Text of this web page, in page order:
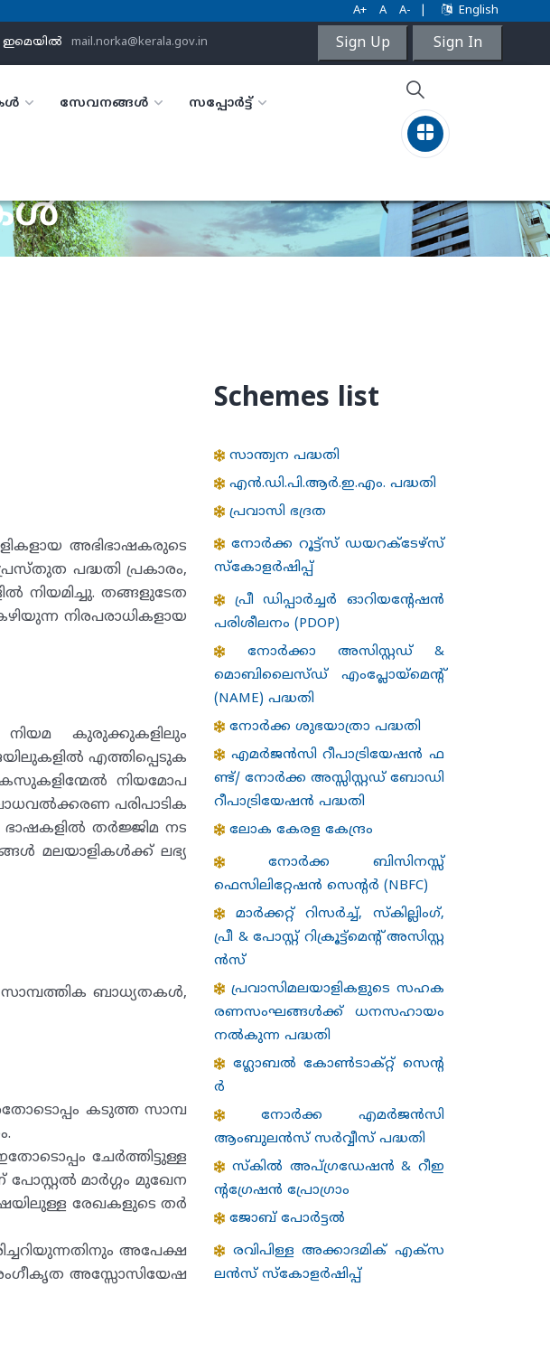
A+ A A- English
ഇമെയിൽ mail.norka@kerala.gov.in Sign Up Sign In
സേവനങ്ങൾ സപ്പോർട്ട്
അഭിഭാഷകരുടെ
പദ്ധതി പ്രകാരം,
നിയമിച്ചു. തങ്ങളുടേത
നിരപരാധികളായ
നിയമ കുരുക്കുകളിലും
എത്തിപ്പെടുക
നിയമോപ
പരിപാടിക
ഭാഷകളിൽ തർജ്ജിമ നട
മലയാളികൾക്ക് ലഭ്യ
സാമ്പത്തിക ബാധ്യതകൾ,
കടുത്ത സാമ്പ
ചേർത്തിട്ടുള്ള
മാർഗ്ഗം മുഖേന
രേഖകളുടെ തർ
അപേക്ഷ
അംഗീകൃത അസ്സോസിയേഷ
Schemes list
സാന്ത്വന പദ്ധതി
എന്‍.ഡി.പി.ആര്‍.ഇ.എം. പദ്ധതി
പ്രവാസി ഭദ്രത
നോർക്ക റൂട്ട്സ് ഡയറക്ടേഴ്‌സ്
സ്കോളർഷിപ്പ്
പ്രീ ഡിപ്പാർച്ചർ ഓറിയന്റേഷൻ
പരിശീലനം (PDOP)
നോർക്കാ അസിസ്റ്റഡ് &
മൊബിലൈസ്ഡ് എംപ്ലോയ്‌മെന്റ്
(NAME) പദ്ധതി
നോര്‍ക്ക ശുഭയാത്രാ പദ്ധതി
എമർജൻസി റീപാട്രിയേഷൻ ഫ
ണ്ട്/ നോർക്ക അസ്സിസ്റ്റഡ് ബോഡി
റീപാട്രിയേഷൻ പദ്ധതി
ലോക കേരള കേന്ദ്രം
നോർക്ക ബിസിനസ്സ്
ഫെസിലിറ്റേഷൻ സെന്റർ (NBFC)
മാർക്കറ്റ് റിസർച്ച്, സ്കില്ലിംഗ്,
പ്രീ & പോസ്റ്റ് റിക്രൂട്ട്‌മെൻ്റ് അസിസ്റ്റ
ൻസ്
പ്രവാസിമലയാളികളുടെ സഹക
രണസംഘങ്ങള്‍ക്ക് ധനസഹായം
നല്‍കുന്ന പദ്ധതി
ഗ്ലോബൽ കോൺടാക്റ്റ് സെന്റ
ർ
നോർക്ക എമർജൻസി
ആംബുലൻസ് സർവ്വീസ് പദ്ധതി
സ്കിൽ അപ്ഗ്രഡേഷൻ & റീഇ
ന്റഗ്രേഷൻ പ്രോഗ്രാം
ജോബ് പോർട്ടൽ
രവിപിള്ള അക്കാദമിക് എക്സ
ലന്‍സ് സ്കോളര്‍ഷിപ്പ്